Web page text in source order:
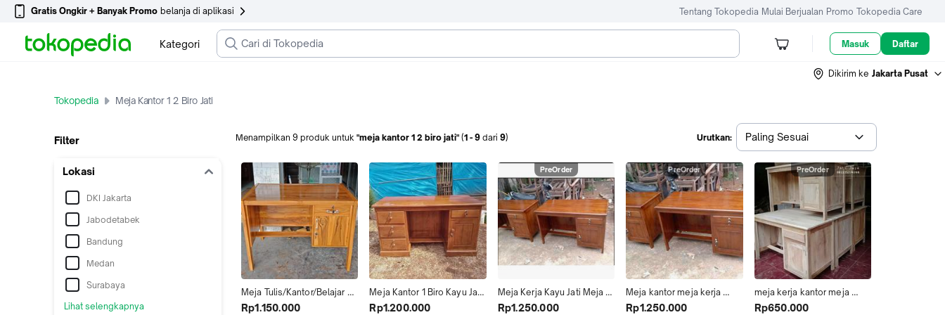
Gratis Ongkir + Banyak Promo belanja di aplikasi Tentang Tokopedia Mulai Berjualan Promo Tokopedia Care
Kategori Masuk Daftar
Dikirim ke Jakarta Pusat
Tokopedia Meja Kantor 1 2 Biro Jati
Filter
Lokasi
DKI Jakarta
Jabodetabek
Bandung
Medan
Surabaya
Lihat selengkapnya
Menampilkan 9 produk untuk "meja kantor 1 2 biro jati" (1 -9 dari 9) Urutkan: Paling Sesuai
Meja Tulis/Kantor/Belajar
Kayu Jati 1/2 biro uk
Rp1.150.000
Meja Kantor 1 Biro Kayu Jati
3 Laci Kiri 2 Kanan P 150 X L
Rp1.200.000
PreOrder
Meja Kerja Kayu Jati Meja
Kantor Jati Meja Belajar
Rp1.250.000
PreOrder
Meja kantor meja kerja
kayu jati-meja biro 1/2
Rp1.250.000
PreOrder
meja kerja kantor meja
kantor kayu jati meja 1/2
Rp650.000